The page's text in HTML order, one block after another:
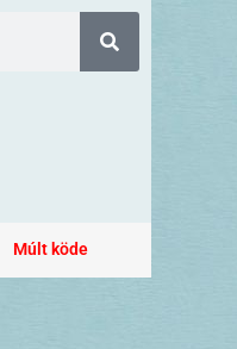
Múlt köde